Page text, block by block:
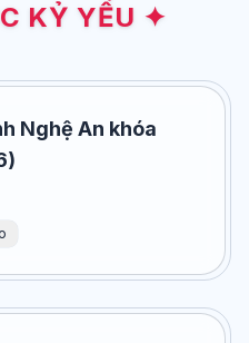
KỶ YẾU ✦
Nghệ An khóa